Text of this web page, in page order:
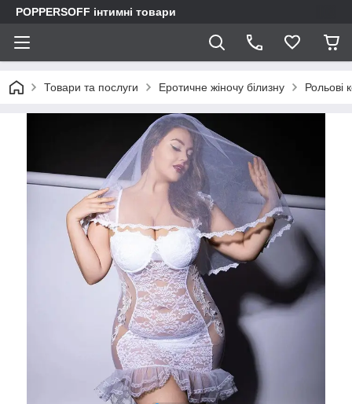
POPPERSOFF інтимні товари
Товари та послуги Еротичне жіночу білизну Рольові